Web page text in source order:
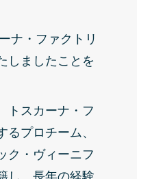
ナ・ファクトリ
しましたことを
トスカーナ・フ
るプロチーム、
ク・ヴィーニフ
し、長年の経験